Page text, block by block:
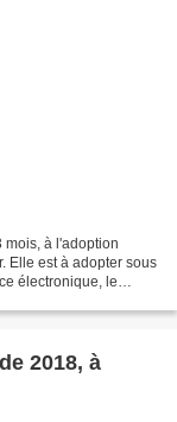
mois, à l'adoption
Elle est à adopter sous
électronique, le
2018, à